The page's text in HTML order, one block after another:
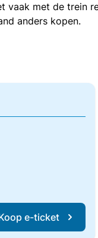
vaak met de trein
anders kopen.
e-ticket